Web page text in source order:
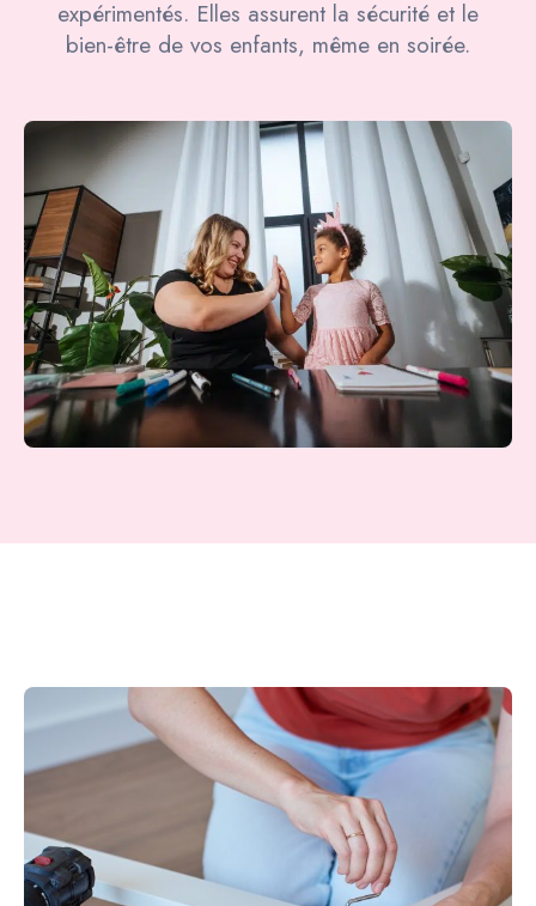
expérimentés. Elles assurent la sécurité et le
bien-être de vos enfants, même en soirée.